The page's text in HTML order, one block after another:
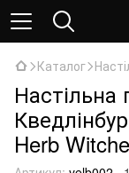
Каталог
Настільна
Herb